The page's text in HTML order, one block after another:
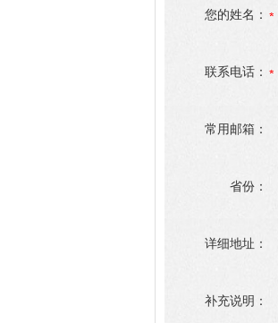
您的姓名：
联系电话：
常用邮箱：
省份：
详细地址：
补充说明：